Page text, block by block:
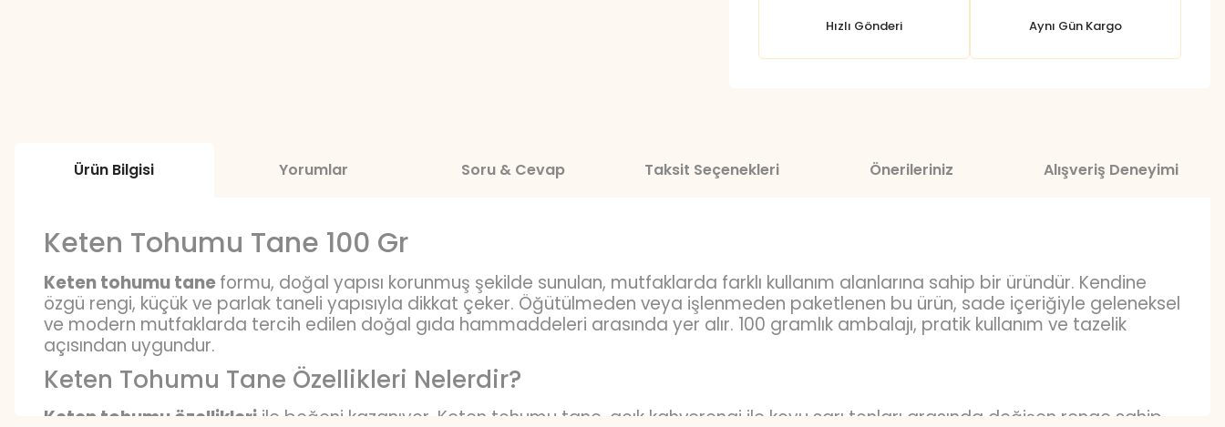
Hızlı Gönderi Aynı Gün Kargo
Ürün Bilgisi Yorumlar Soru & Cevap Taksit Seçenekleri Önerileriniz Alışveriş Deneyimi
Keten Tohumu Tane 100 Gr
Keten tohumu taneformu, doğal yapısı korunmuş şekilde sunulan, mutfaklarda farklı kullanım alanlarına sahip bir üründür. Kendine
özgü rengi, küçük ve parlak taneli yapısıyla dikkat çeker. Öğütülmeden veya işlenmeden paketlenen bu ürün, sade içeriğiyle geleneksel
ve modern mutfaklarda tercih edilen doğal gıda hammaddeleri arasında yer alır. 100 gramlık ambalajı, pratik kullanım ve tazelik
açısından uygundur.
Keten Tohumu Tane Özellikleri Nelerdir?
Keten tohumu özellikleri ile beğeni kazanıyor. Keten tohumu tane, açık kahverengi ile koyu sarı tonları arasında değişen renge sahip